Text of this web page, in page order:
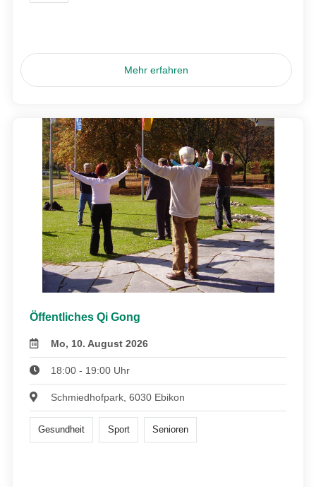
Mehr erfahren
Öffentliches Qi Gong
Mo, 10. August 2026
18:00 - 19:00 Uhr
Schmiedhofpark, 6030 Ebikon
Gesundheit Sport Senioren